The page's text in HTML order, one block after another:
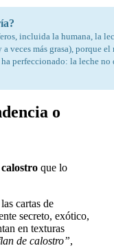
incluida la humana, la
veces más grasa), porque
perfeccionado: la leche
o
que lo
cartas de
secreto, exótico,
en texturas
de calostro”,